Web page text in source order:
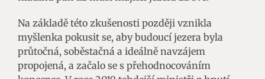
Na základě této zkušenosti později vznikla
myšlenka pokusit se, aby budoucí jezera byla
průtočná, soběstačná a ideálně navzájem
propojená, a začalo se s přehodnocováním